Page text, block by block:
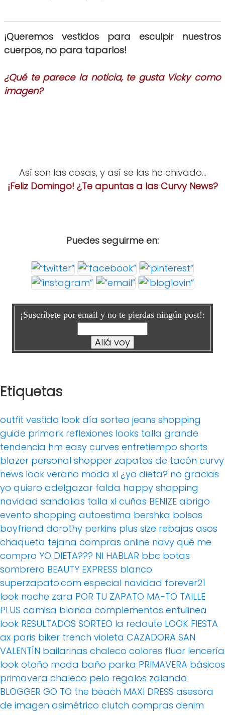
¡Queremos vestidos para esculpir nuestros
cuerpos, no para taparlos!
¿Qué te parece la noticia, te gusta Vicky como
imagen?
Así son las cosas, y así se las he chivado...
¡Feliz Domingo! ¿Te apuntas a las Curvy News?
Puedes seguirme en:
¡Suscríbete por email y no te pierdas ningún post!:
Etiquetas
outfit vestido look día sorteo jeans shopping
guide primark reflexiones looks talla grande
tendencia hm easy curves entretiempo shorts
blazer personal shopper zapatos de tacón curvy
news look verano moda xl ¿yo dieta? no gracias
yo quiero adelgazar falda happy shopping
navidad sandalias talla xl cuñas BENIZE abrigo
evento shopping autoestima bershka bolsos
boyfriend dorothy perkins plus size rebajas asos
chaqueta tejana compras online navy qué me
compro YO DIETA??? NI HABLAR bbc botas
sombrero BEAUTY EXPRESS blanco
superzapato.com especial navidad forever21
look noche zara POR TU ZAPATO MA-TO TAILLE
PLUS camisa blanca complementos entulinea
look RESULTADOS SORTEO la redoute LOOK FIESTA
ax paris biker trench violeta CAZADORA SAN
VALENTÍN bailarinas chaleco colores fluor lencería
look otoño moda baño parka PRIMAVERA básicos
primavera chaleco pelo regalos zalando
BLOGGER GO TO the beach MAXI DRESS asesora
de imagen asimétrico clutch compras denim